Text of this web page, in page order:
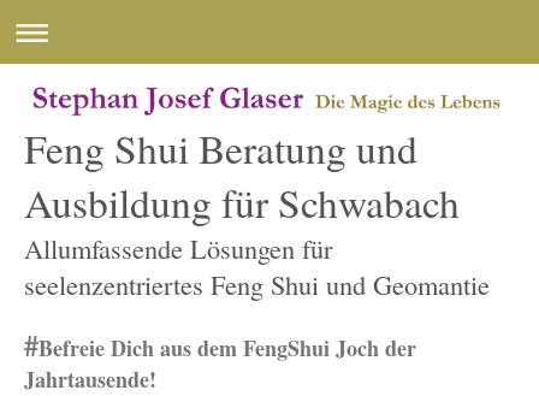
Feng Shui Beratung und
Ausbildung für Schwabach
Allumfassende Lösungen für
seelenzentriertes Feng Shui und Geomantie
#Befreie Dich aus dem FengShui Joch der
Jahrtausende!